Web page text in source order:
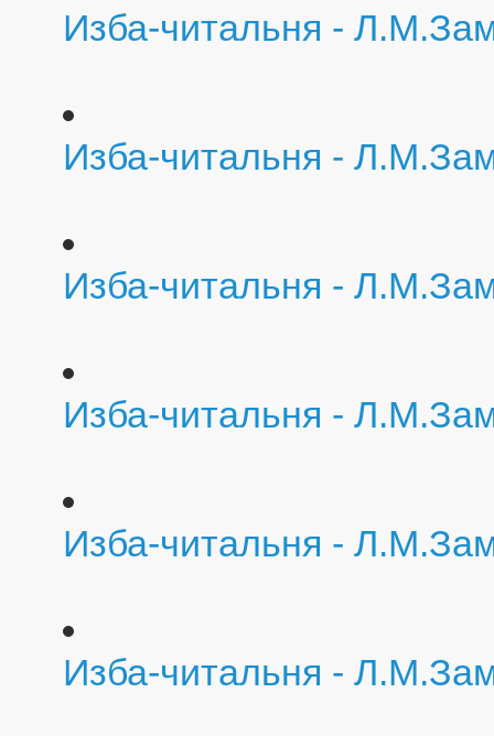
Изба-читальня -
Изба-читальня -
Изба-читальня -
Изба-читальня -
Изба-читальня -
Изба-читальня -